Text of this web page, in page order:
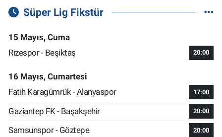
Süper Lig Fikstür
15 Mayıs, Cuma
Rizespor - Beşiktaş
20:00
16 Mayıs, Cumartesi
Fatih Karagümrük - Alanyaspor
17:00
Gaziantep FK - Başakşehir 20:00
Samsunspor - Göztepe 20:00